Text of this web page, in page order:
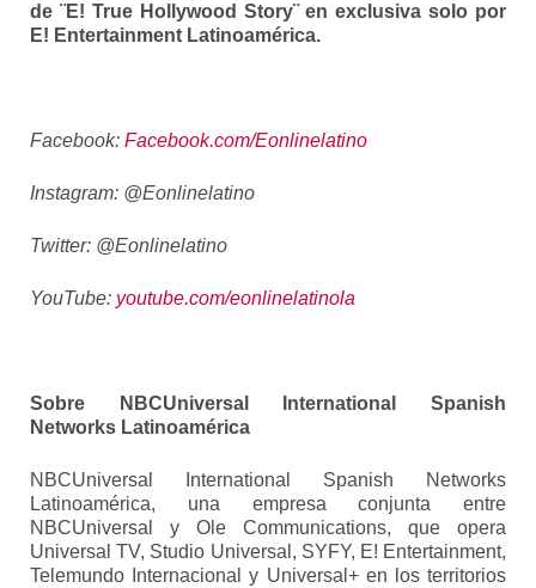
de ¨E! True Hollywood Story¨ en exclusiva solo por
E! Entertainment Latinoamérica.
Facebook: Facebook.com/Eonlinelatino
Instagram: @Eonlinelatino
Twitter: @Eonlinelatino
YouTube: youtube.com/eonlinelatinola
Sobre NBCUniversal International Spanish
Networks Latinoamérica
NBCUniversal International Spanish Networks
Latinoamérica, una empresa conjunta entre
NBCUniversal y Ole Communications, que opera
Universal TV, Studio Universal, SYFY, E! Entertainment,
Telemundo Internacional y Universal+ en los territorios